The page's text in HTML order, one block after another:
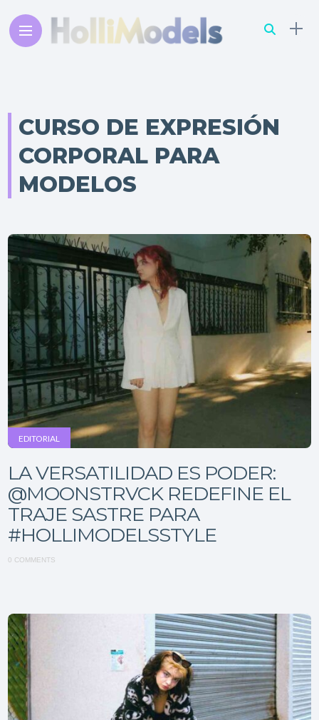
CURSO DE EXPRESIÓN
CORPORAL PARA
MODELOS
EDITORIAL
LA VERSATILIDAD ES PODER:
@MOONSTRVCK REDEFINE EL
TRAJE SASTRE PARA
#HOLLIMODELSSTYLE
0 COMMENTS